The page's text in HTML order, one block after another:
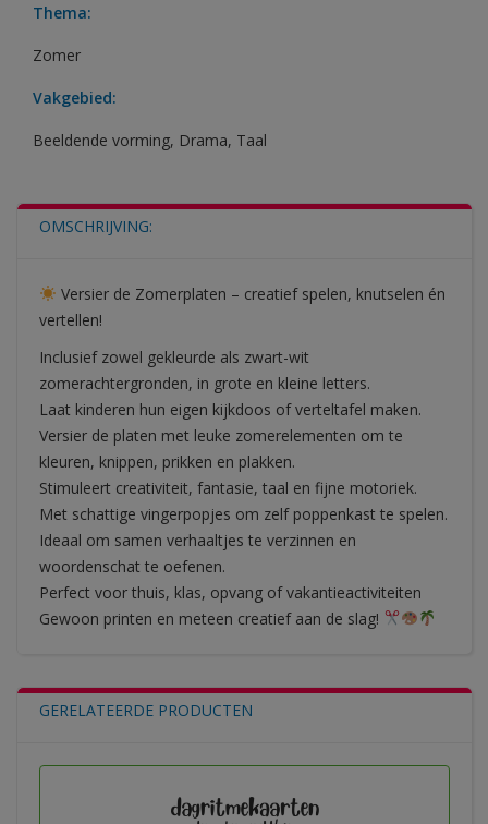
Thema:
Zomer
Vakgebied:
Beeldende vorming, Drama, Taal
OMSCHRIJVING:
Versier de Zomerplaten – creatief spelen, knutselen én
vertellen!
Inclusief zowel gekleurde als zwart-wit
zomerachtergronden, in grote en kleine letters.
Laat kinderen hun eigen kijkdoos of verteltafel maken.
Versier de platen met leuke zomerelementen om te
kleuren, knippen, prikken en plakken.
Stimuleert creativiteit, fantasie, taal en fijne motoriek.
Met schattige vingerpopjes om zelf poppenkast te spelen.
Ideaal om samen verhaaltjes te verzinnen en
woordenschat te oefenen.
Perfect voor thuis, klas, opvang of vakantieactiviteiten
Gewoon printen en meteen creatief aan de slag!
GERELATEERDE PRODUCTEN